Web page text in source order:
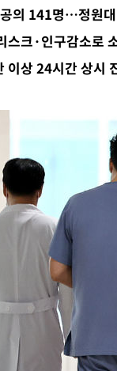
회 "실망과 걱정 안겨
대 150㎜ 비
0.6% 나스닥 1.3%↑
접…美 배상 선행돼야"
적 득표율 45.42%로 1
원투표…金 47.75%·
번호 7번 의미보단 팀
권리당원 투표 김민석
간당 30㎜ '강한 비'[내
음 느꼈고, 많은 트로피
부 지역엔 호의주의보
3000명 돌파
잠기고 담벼락 붕괴
견…감정가 1.3억원
새 만에 숨진 채 발견
팀' 일본과 한일전
의 141명…정원
스크·인구감소로
이상 24시간 상시